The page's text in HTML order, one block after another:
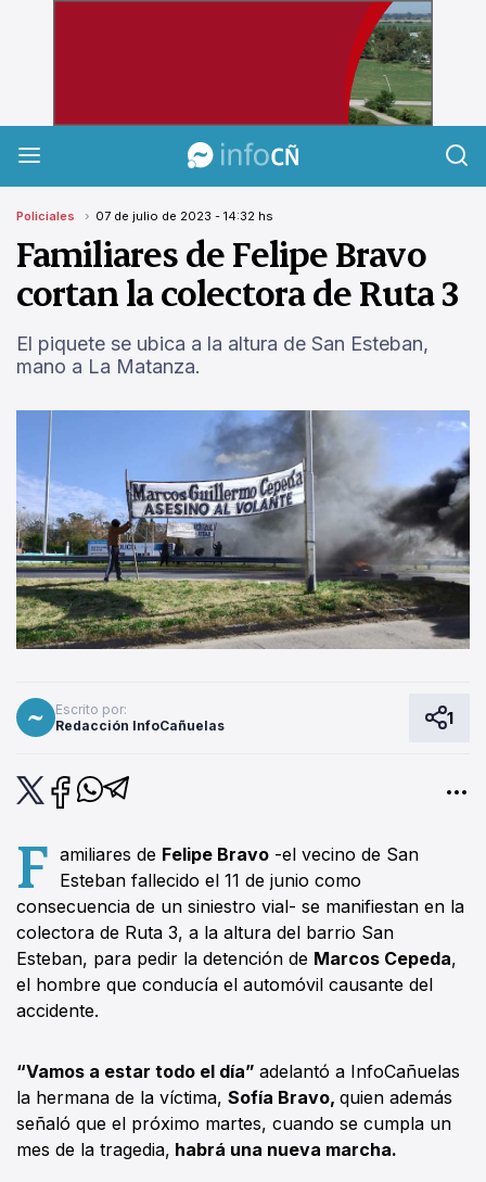
Policiales 07 de julio de 2023 - 14:32 hs
Familiares de Felipe Bravo
cortan la colectora de Ruta 3
El piquete se ubica a la altura de San Esteban,
mano a La Matanza.
Escrito por:
Redacción InfoCañuelas
1
F amiliares de Felipe Bravo -el vecino de San
Esteban fallecido el 11 de junio como
consecuencia de un siniestro vial- se manifiestan en la
colectora de Ruta 3, a la altura del barrio San
Esteban, para pedir la detención de Marcos Cepeda,
el hombre que conducía el automóvil causante del
accidente.
“Vamos a estar todo el día” adelantó a InfoCañuelas
la hermana de la víctima, Sofía Bravo, quien además
señaló que el próximo martes, cuando se cumpla un
mes de la tragedia, habrá una nueva marcha.